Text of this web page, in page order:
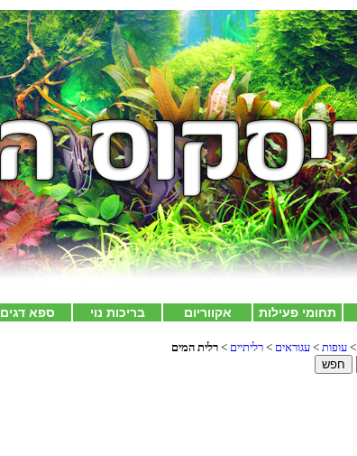
תחומי פעילות אקווריום בריכות נוי ספא דגים
> עופות > עגוראים > רליתיים > רלית המים